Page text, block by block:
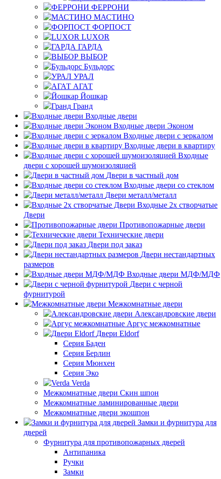
ФЕРРОНИ
МАСТИНО
ФОРПОСТ
LUXOR
ГАРДА
ВЫБОР
Бульдорс
УРАЛ
АГАТ
Йошкар
Гранд
Входные двери
Входные двери Эконом
Входные двери с зеркалом
Входные двери в квартиру
Входные
двери с хорошей шумоизоляцией
Двери в частный дом
Входные двери со стеклом
Двери металл/металл
Входные 2х створчатые
Двери
Противопожарные двери
Технические двери
Двери под заказ
Двери нестандартных
размеров
Входные двери МДФ/МДФ
Двери с черной
фурнитурой
Межкомнатные двери
Александровские двери
Аргус межкомнатные
Двери Eldorf
Серия Баден
Серия Берлин
Серия Мюнхен
Серия Эко
Verda
Межкомнатные двери Скин шпон
Межкомнатные ламинированные двери
Межкомнатные двери экошпон
Замки и фурнитура для
дверей
Фурнитура для противопожарных дверей
Антипаника
Ручки
Замки